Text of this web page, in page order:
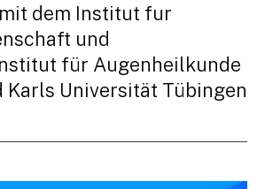
dem Institut fur
und
für Augenheilkunde
Karls Universität Tübingen